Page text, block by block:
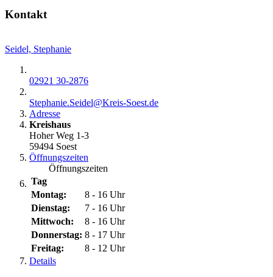
Kontakt
Seidel, Stephanie
02921 30-2876
Stephanie.Seidel@​Kreis-Soest.de
Adresse
Kreishaus
Hoher Weg 1-3
59494 Soest
Öffnungszeiten
Öffnungszeiten
Tag
Montag:
8 - 16 Uhr
Dienstag:
7 - 16 Uhr
Mittwoch:
8 - 16 Uhr
Donnerstag: 8 - 17 Uhr
Freitag:
8 - 12 Uhr
Details